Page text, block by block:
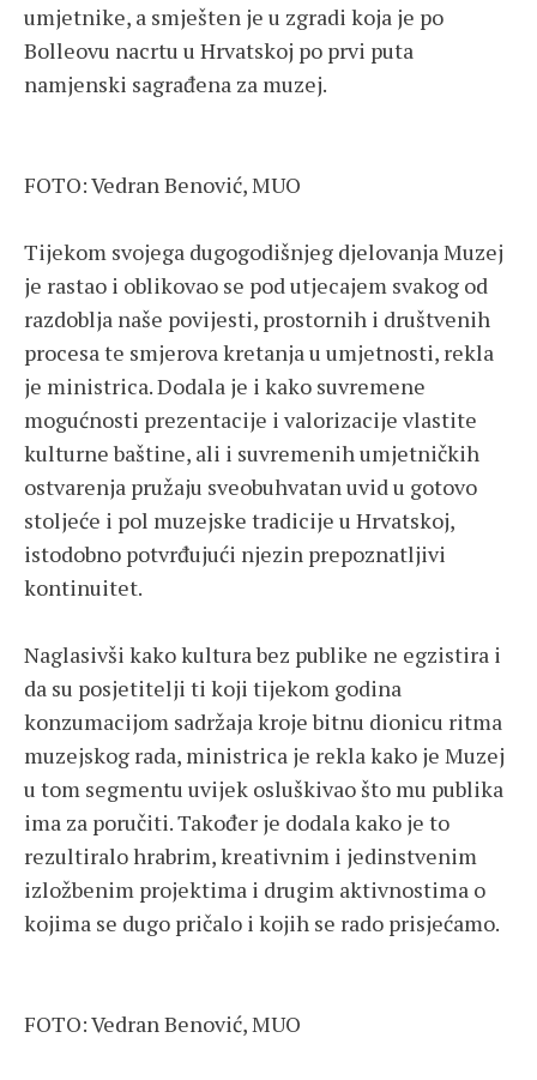
umjetnike, a smješten je u zgradi koja je po
Bolleovu nacrtu u Hrvatskoj po prvi puta
namjenski sagrađena za muzej.
FOTO: Vedran Benović, MUO
Tijekom svojega dugogodišnjeg djelovanja Muzej
je rastao i oblikovao se pod utjecajem svakog od
razdoblja naše povijesti, prostornih i društvenih
procesa te smjerova kretanja u umjetnosti, rekla
je ministrica. Dodala je i kako suvremene
mogućnosti prezentacije i valorizacije vlastite
kulturne baštine, ali i suvremenih umjetničkih
ostvarenja pružaju sveobuhvatan uvid u gotovo
stoljeće i pol muzejske tradicije u Hrvatskoj,
istodobno potvrđujući njezin prepoznatljivi
kontinuitet.
Naglasivši kako kultura bez publike ne egzistira i
da su posjetitelji ti koji tijekom godina
konzumacijom sadržaja kroje bitnu dionicu ritma
muzejskog rada, ministrica je rekla kako je Muzej
u tom segmentu uvijek osluškivao što mu publika
ima za poručiti. Također je dodala kako je to
rezultiralo hrabrim, kreativnim i jedinstvenim
izložbenim projektima i drugim aktivnostima o
kojima se dugo pričalo i kojih se rado prisjećamo.
FOTO: Vedran Benović, MUO